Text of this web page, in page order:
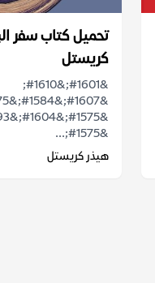
تحميل كتاب سفر
كريستل
&#1601;&#1610;
&#1575;...
هيذر كريستل